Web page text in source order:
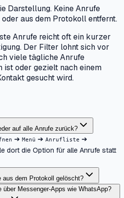
Darstellung. Keine Anrufe
aus dem Protokoll entfernt.
Anrufe reicht oft ein kurzer
Der Filter lohnt sich vor
viele tägliche Anrufe
ist oder gezielt nach einem
gesucht wird.
auf alle Anrufe zurück?
➔ Menü ➔ Anrufliste ➔
dort die Option für alle Anrufe statt
aus dem Protokoll gelöscht?
über Messenger-Apps wie WhatsApp?